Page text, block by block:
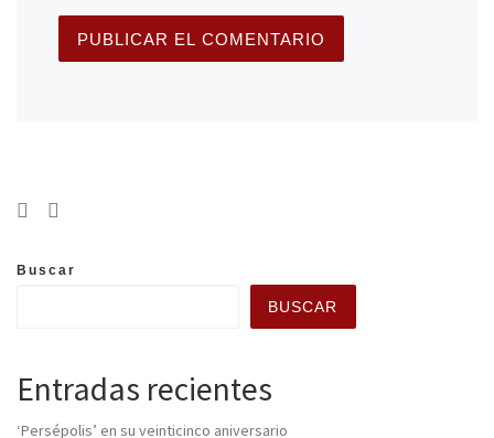
Buscar
BUSCAR
Entradas recientes
‘Persépolis’ en su veinticinco aniversario